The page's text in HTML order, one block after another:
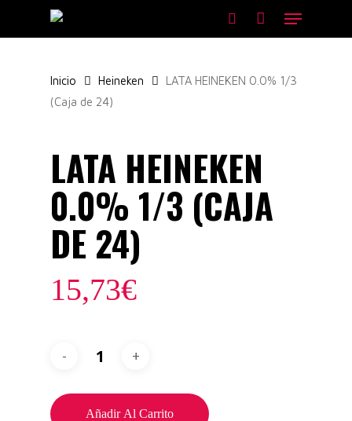
main
search
Menu
Inicio Heineken
LATA HEINEKEN 0.0% 1/3
(Caja de 24)
LATA HEINEKEN
0.0% 1/3 (CAJA
DE 24)
15,73€
Añadir Al Carrito